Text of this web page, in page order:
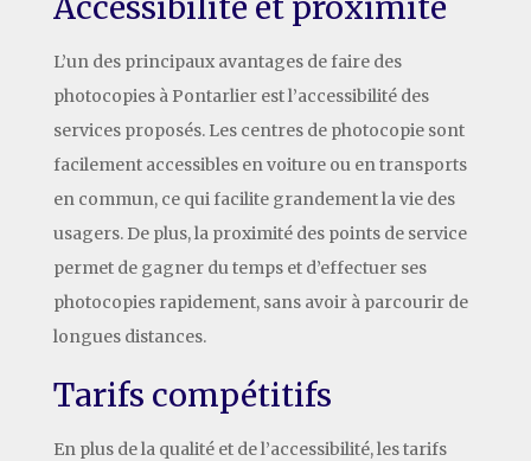
L’un des principaux avantages de faire des
photocopies à Pontarlier est l’accessibilité des
services proposés. Les centres de photocopie sont
facilement accessibles en voiture ou en transports
en commun, ce qui facilite grandement la vie des
usagers. De plus, la proximité des points de service
permet de gagner du temps et d’effectuer ses
photocopies rapidement, sans avoir à parcourir de
longues distances.
Tarifs compétitifs
En plus de la qualité et de l’accessibilité, les tarifs